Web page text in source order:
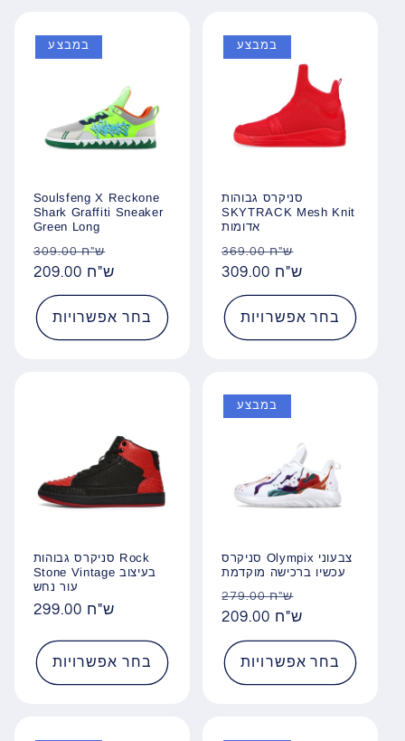
במבצע
Soulsfeng X Reckone
Shark Graffiti Sneaker
Green Long
מחיר
רגיל
309.00 ש"ח
209.00 ש"ח
בחר אפשרויות
במבצע
סניקרס גבוהות
SKYTRACK Mesh Knit
אדומות
מחיר
רגיל
369.00 ש"ח
309.00 ש"ח
בחר אפשרויות
סניקרס גבוהות Rock
Stone Vintage בעיצוב
עור נחש
מחיר
299.00 ש"ח
בחר אפשרויות
במבצע
סניקרס Olympix צבעוני
עכשיו ברכישה מוקדמת
מחיר
רגיל
279.00 ש"ח
209.00 ש"ח
בחר אפשרויות